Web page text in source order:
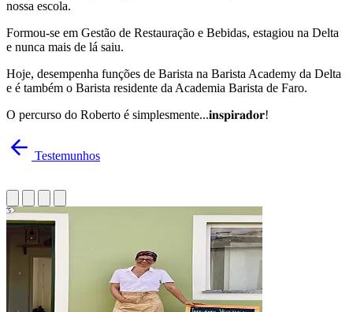
nossa escola.
Formou-se em Gestão de Restauração e Bebidas, estagiou na Delta
e nunca mais de lá saiu.
Hoje, desempenha funções de Barista na Barista Academy da Delta
e é também o Barista residente da Academia Barista de Faro.
O percurso do Roberto é simplesmente...𝐢𝐧𝐬𝐩𝐢𝐫𝐚𝐝𝐨𝐫!
Testemunhos